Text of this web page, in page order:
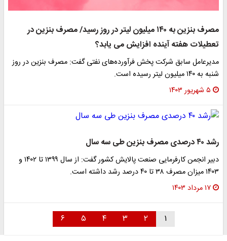
مصرف بنزین به ۱۴۰ میلیون لیتر در روز رسید/ مصرف بنزین در
تعطیلات هفته آینده افزایش می یابد؟
مدیرعامل سابق شرکت پخش فرآورده‌های نفتی گفت: مصرف بنزین در روز
شنبه به ۱۴۰ میلیون لیتر رسیده است.
۵ شهریور ۱۴۰۳
رشد ۴۰ درصدی مصرف بنزین طی سه سال
دبیر انجمن کارفرمایی صنعت پالایش کشور گفت: از سال ۱۳۹۹ تا ۱۴۰۲ و
۱۴۰۳ میزان مصرف ۳۸ تا ۴۰ درصد رشد داشته است.
۱۷ مرداد ۱۴۰۳
۱ ۲ ۳ ۴ ۵ ۶